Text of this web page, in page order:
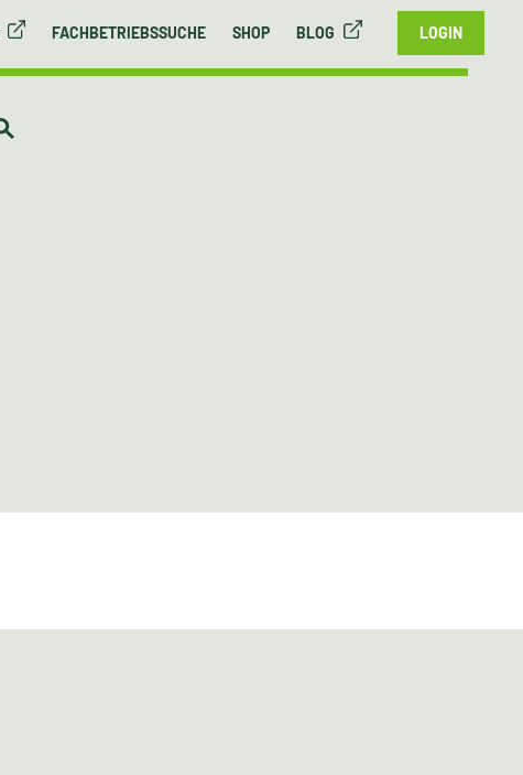
FACHBETRIEBSSUCHE SHOP BLOG LOGIN